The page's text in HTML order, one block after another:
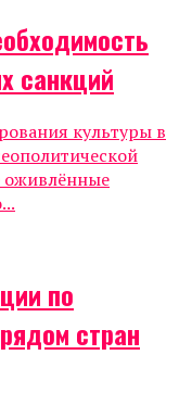
санкций
культуры в
оживлённые
по
стран